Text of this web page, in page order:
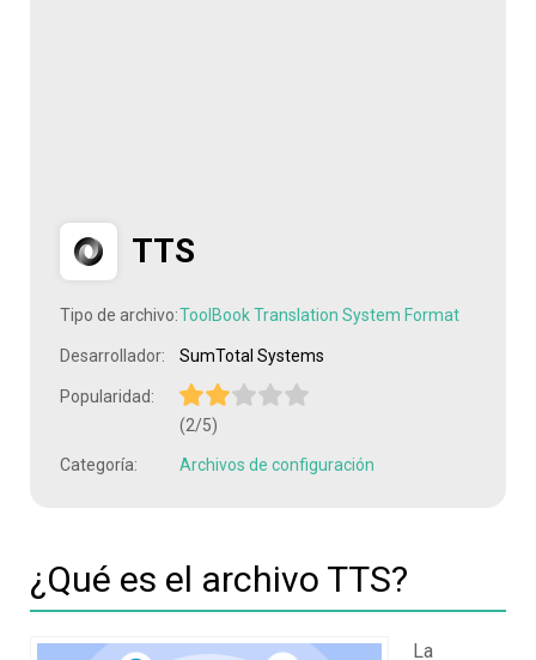
TTS
Tipo de archivo:ToolBook Translation System Format
Desarrollador: SumTotal Systems
Popularidad:
(2/5)
Categoría: Archivos de configuración
¿Qué es el archivo TTS?
La